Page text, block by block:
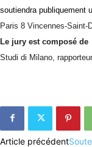
soutiendra publiquement
Paris 8 Vincennes-Saint-
Le jury est composé de
Studi di Milano,
Article précédent